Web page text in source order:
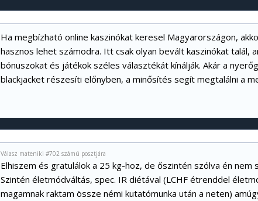
Ha megbízható online kaszinókat keresel Magyarországon,
hasznos lehet számodra. Itt csak olyan bevált kaszinókat talál,
bónuszokat és játékok széles választékát kínálják. Akár a
blackjacket részesíti előnyben, a minősítés segít megtalálni a
Válasz mateniki #702 számú posztjára
Elhiszem és gratulálok a 25 kg-hoz, de őszintén szólva én nem
Szintén életmódváltás, spec. IR diétával (LCHF étrenddel
magamnak raktam össze némi kutatómunka után a neten)